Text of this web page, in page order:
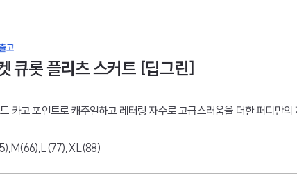
큐롯 플리츠 스커트 [딥그린]
카고 포인트로 캐주얼하고 레터링 자수로 고급스러움을 더한 퍼디만